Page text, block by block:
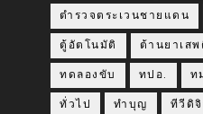
ตำรวจตระเวนชายแดน
ตู้อัตโนมัติ ต้านยาเสพ
ทดลองขับ ทปอ. ท
ทั่วไป ทำบุญ ทีวีดิ